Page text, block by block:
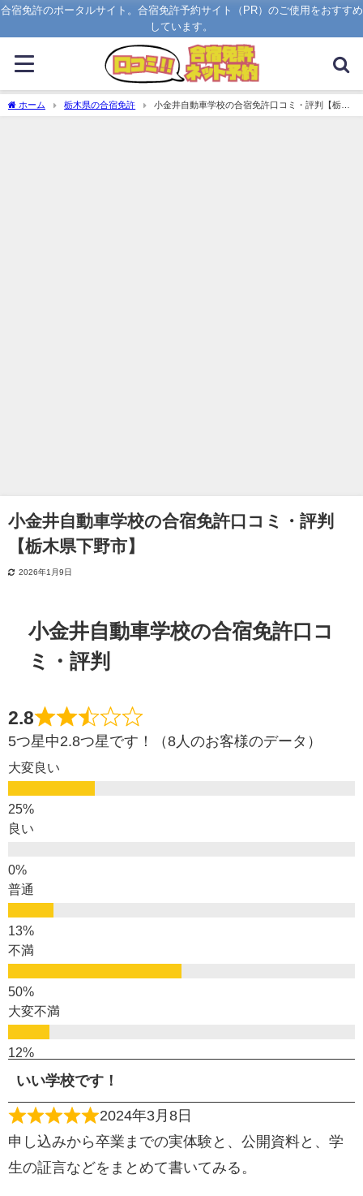
合宿免許のポータルサイト。合宿免許予約サイト（PR）のご使用をおすすめ
しています。
ホーム 栃木県の合宿免許
小金井自動車学校の合宿免許口コミ・評判【栃木
県下野市】
小金井自動車学校の合宿免許口コミ・評判
【栃木県下野市】
2026年1月9日
小金井自動車学校の合宿免許口コ
ミ・評判
2.8
5つ星中2.8つ星です！（8人のお客様のデータ）
大変良い
良い
普通
不満
大変不満
いい学校です！
2024年3月8日
申し込みから卒業までの実体験と、公開資料と、学
生の証言などをまとめて書いてみる。